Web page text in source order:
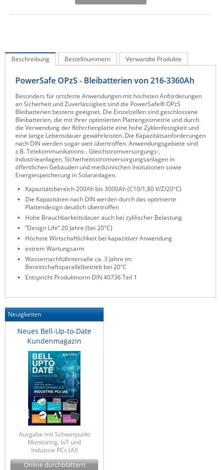
IEC Lock
Kramer Electronics
KVM TEC
LigoWave
Milesight
Moxa
Netio
Panorama Antennas
PatchSee
Power Kingdom
Poynting
Raritan
Riello UPS
Server Technology
Siretta
SIRIO Antenne
Sunbird
Tactical Software
TEKTELIC
Teltonika
Unwired Networks
Vision
WATTECO
Westermo
Yuasa
ZPE Systems
Beschreibung Bestellnummern Verwandte Produkte
PowerSafe OPzS - Bleibatterien von 216-3360Ah
Besonders für ortsfeste Anwendungen mit höchsten Anforderungen
an Sicherheit und Zuverlässigkeit sind die PowerSafe® OPzS
Bleibatterien bestens geeignet. Die Einzelzellen sind geschlossene
Bleibatterien, die mit ihrer optimierten Plattengeometrie und durch
die Verwendung der Röhrchenplatte eine hohe Zyklenfestigkeit und
eine lange Lebensdauer gewährleisten. Die Kapazitätsanforderungen
nach DIN werden sogar weit übertroffen. Anwendungsgebiete sind
z.B. Telekommunikations-, Gleichstromversorgungs-,
Industrieanlagen, Sicherheitsstromversorgungsanlagen in
öffentlichen Gebäuden und medizinischen Insitutionen sowie
Energiespeicherung in Solaranlagen.
Kapazitätsbereich 200Ah bis 3000Ah (C10/1,80 V/Z/20°C)
Die Kapazitäten nach DIN werden durch das optimierte
Plattendesign deutlich übertroffen
Hohe Brauchbarkeitsdauer auch bei zyklischer Belastung
”Design Life” 20 Jahre (bei 20°C)
Höchste Wirtschaftlichkeit bei kapazitiver Anwendung
extrem Wartungsarm
Wassernachfüllintervalle ca. 3 Jahre im
Bereitschaftsparallelbetrieb bei 20°C
Entspricht Produktnorm DIN 40736 Teil 1
Neuigkeiten
Neues Bell-Up-to-Date
Kundenmagazin
Ausgabe mit Schwerpunkt
Monitoring, IoT und
Industrie PCs (AI)
Online durchblättern